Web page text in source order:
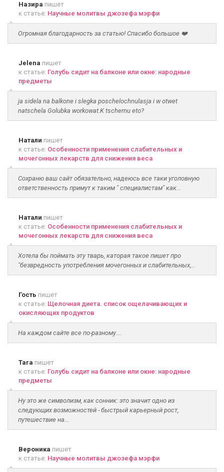
Назира пишет
к статье: Научные молитвы джозефа мэрфи
Огромная благодарность за статью! Спасибо большое ❤️
Jelena пишет
к статье: Голубь сидит на балконе или окне: народные
предметы
ja sidela na balkone i slegka poschelochnulasja i w otwet
natschela Golubka workowat.K tschemu eto?
Натали пишет
к статье: Особенности применения слабительных и
мочегонных лекарств для снижения веса
Сохраню ваш сайт обязательно, надеюсь все таки уголовную
ответственность примут к таким " специалистам" как...
Натали пишет
к статье: Особенности применения слабительных и
мочегонных лекарств для снижения веса
Хотела бы поймать эту тварь, каторая такое пишет про
"безвредность употребления мочегонных и слабительных,...
Гость пишет
к статье: Щелочная диета. список ощелачивающих и
окисляющих продуктов
На каждом сайте все по-разному....
Tara пишет
к статье: Голубь сидит на балконе или окне: народные
предметы
Ну это же символизм, как сонник: это значит одно из
следующих возможностей - быстрый карьерный рост,
путешествие на...
Вероника пишет
к статье: Научные молитвы джозефа мэрфи